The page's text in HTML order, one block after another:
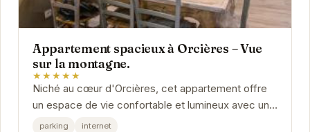
Appartement spacieux à Orcières – Vue
sur la montagne.
★★★★★
Niché au cœur d'Orcières, cet appartement offre
un espace de vie confortable et lumineux avec une
vue panoramique sur les montagnes.
parking internet